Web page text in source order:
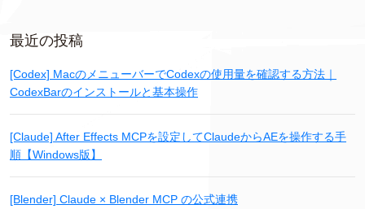
最近の投稿
[Codex] MacのメニューバーでCodexの使用量を確認する方法｜
CodexBarのインストールと基本操作
[Claude] After Effects MCPを設定してClaudeからAEを操作する手
順【Windows版】
[Blender] Claude × Blender MCP の公式連携